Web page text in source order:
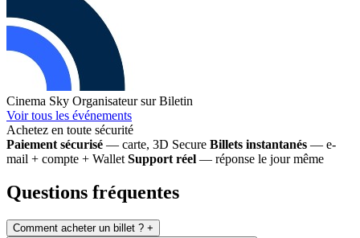
Cinema Sky Organisateur sur Biletin
Voir tous les événements
Achetez en toute sécurité
Paiement sécurisé — carte, 3D Secure Billets instantanés — e-
mail + compte + Wallet Support réel — réponse le jour même
Questions fréquentes
Comment acheter un billet ? +